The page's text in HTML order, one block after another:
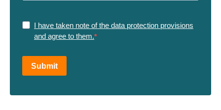
I have taken note of the data protection provisions
and agree to them.
Submit